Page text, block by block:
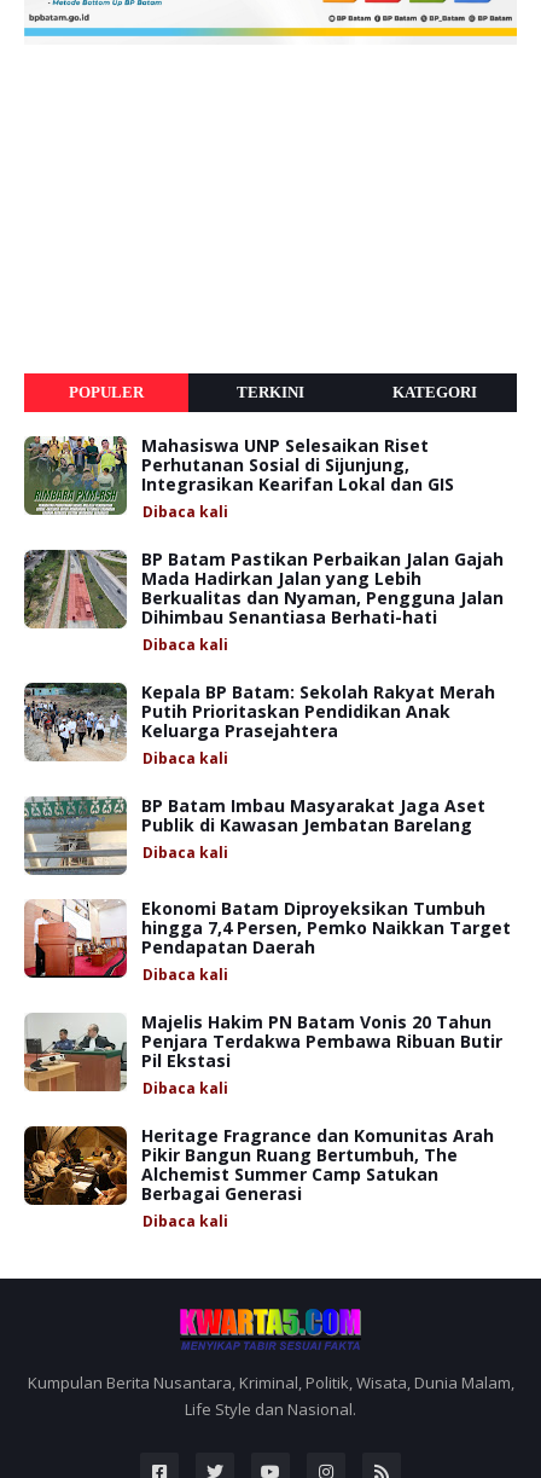
POPULER TERKINI KATEGORI
Mahasiswa UNP Selesaikan Riset
Perhutanan Sosial di Sijunjung,
Integrasikan Kearifan Lokal dan GIS
Dibaca kali
BP Batam Pastikan Perbaikan Jalan Gajah
Mada Hadirkan Jalan yang Lebih
Berkualitas dan Nyaman, Pengguna Jalan
Dihimbau Senantiasa Berhati-hati
Dibaca kali
Kepala BP Batam: Sekolah Rakyat Merah
Putih Prioritaskan Pendidikan Anak
Keluarga Prasejahtera
Dibaca kali
BP Batam Imbau Masyarakat Jaga Aset
Publik di Kawasan Jembatan Barelang
Dibaca kali
Ekonomi Batam Diproyeksikan Tumbuh
hingga 7,4 Persen, Pemko Naikkan Target
Pendapatan Daerah
Dibaca kali
Majelis Hakim PN Batam Vonis 20 Tahun
Penjara Terdakwa Pembawa Ribuan Butir
Pil Ekstasi
Dibaca kali
Heritage Fragrance dan Komunitas Arah
Pikir Bangun Ruang Bertumbuh, The
Alchemist Summer Camp Satukan
Berbagai Generasi
Dibaca kali
Kumpulan Berita Nusantara, Kriminal, Politik, Wisata, Dunia Malam,
Life Style dan Nasional.